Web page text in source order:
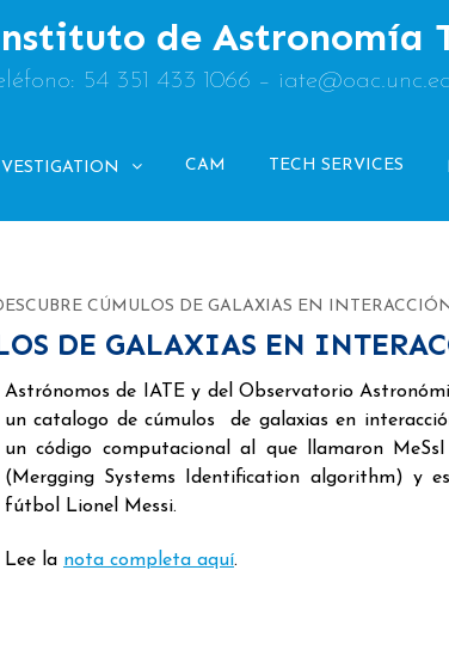
de Astronomía
54 351 433 1066 –
CAM TECH SERVICES
CÚMULOS DE GALAXIAS EN
DE GALAXIAS EN
Astrónomos de IATE y del Observatorio
un catalogo de cúmulos de galaxias en
un código computacional al que llamaron
(Mergging Systems Identification algorithm) y
fútbol Lionel Messi.
Lee la nota completa aquí.